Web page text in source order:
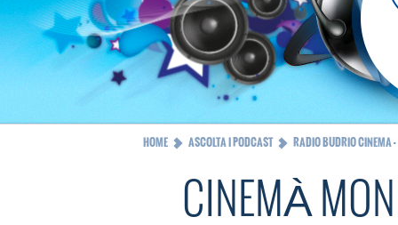
HOME ASCOLTA I PODCAST RADIO BUDRIO CINEMA
CINEMÀ